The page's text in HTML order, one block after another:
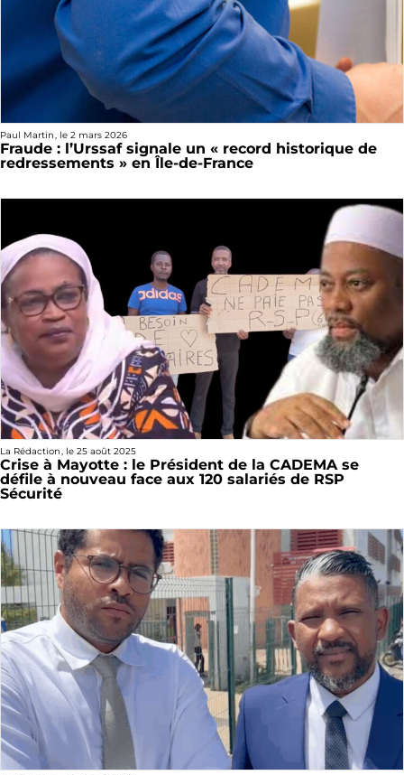
Paul Martin, le 2 mars 2026
Fraude : l’Urssaf signale un « record historique de
redressements » en Île-de-France
La Rédaction, le 25 août 2025
Crise à Mayotte : le Président de la CADEMA se
défile à nouveau face aux 120 salariés de RSP
Sécurité